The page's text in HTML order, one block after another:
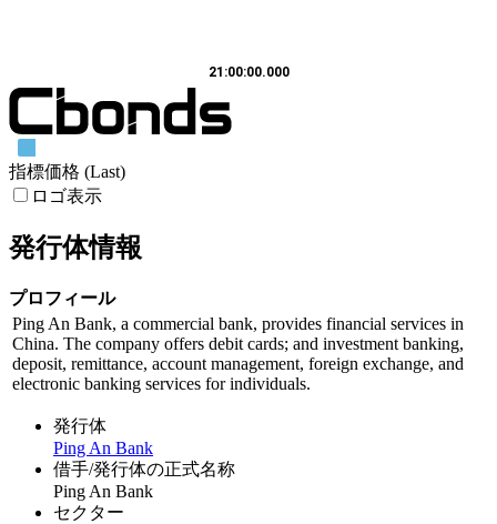
21:00:00.000
指標価格 (Last)
ロゴ表示
発行体情報
プロフィール
Ping An Bank, a commercial bank, provides financial services in
China. The company offers debit cards; and investment banking,
deposit, remittance, account management, foreign exchange, and
electronic banking services for individuals.
発行体
Ping An Bank
借手/発行体の正式名称
Ping An Bank
セクター